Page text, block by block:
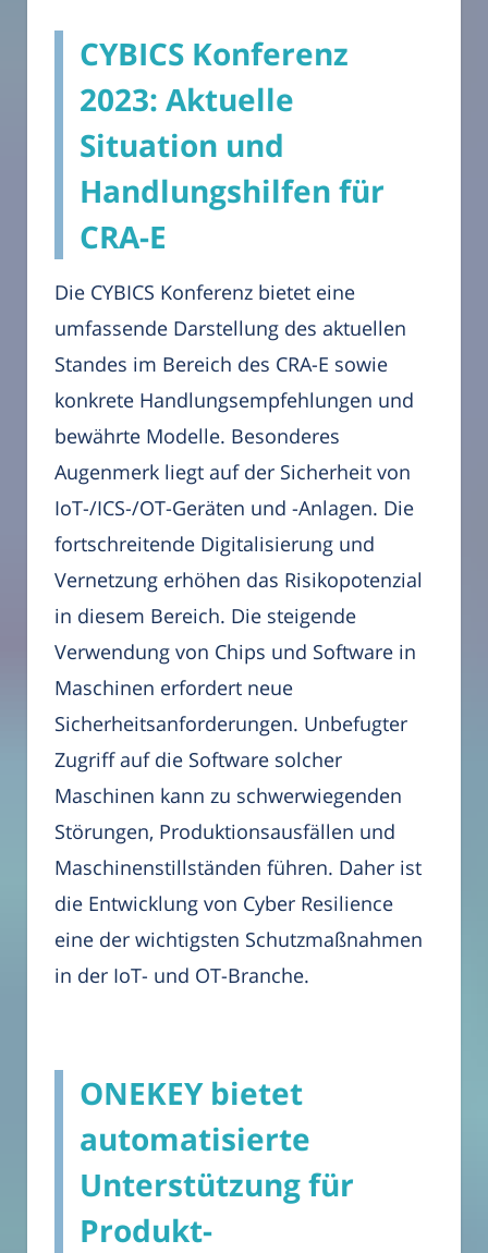
CYBICS Konferenz
2023: Aktuelle
Situation und
Handlungshilfen für
CRA-E
Die CYBICS Konferenz bietet eine
umfassende Darstellung des aktuellen
Standes im Bereich des CRA-E sowie
konkrete Handlungsempfehlungen und
bewährte Modelle. Besonderes
Augenmerk liegt auf der Sicherheit von
IoT-/ICS-/OT-Geräten und -Anlagen. Die
fortschreitende Digitalisierung und
Vernetzung erhöhen das Risikopotenzial
in diesem Bereich. Die steigende
Verwendung von Chips und Software in
Maschinen erfordert neue
Sicherheitsanforderungen. Unbefugter
Zugriff auf die Software solcher
Maschinen kann zu schwerwiegenden
Störungen, Produktionsausfällen und
Maschinenstillständen führen. Daher ist
die Entwicklung von Cyber Resilience
eine der wichtigsten Schutzmaßnahmen
in der IoT- und OT-Branche.
ONEKEY bietet
automatisierte
Unterstützung für
Produkt-